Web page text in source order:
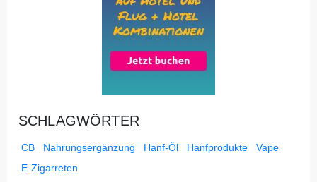
SCHLAGWÖRTER
CB Nahrungsergänzung Hanf-Öl Hanfprodukte
Vape
E-Zigarreten